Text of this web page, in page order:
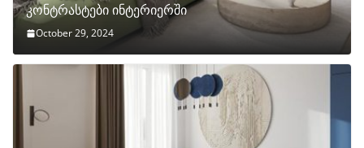
კონტრასტები ინტერიერში
October 29, 2024